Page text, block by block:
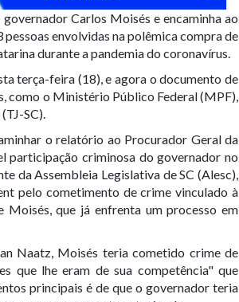
Carlos Moisés e encaminha ao
envolvidas na polêmica compra de
durante a pandemia do coronavírus.
terça-feira (18), e agora o documento de
como o Ministério Público Federal (MPF),
SC).
o relatório ao Procurador Geral da
participação criminosa do governador no
da Assembleia Legislativa de SC (Alesc),
pelo cometimento de crime vinculado à
que já enfrenta um processo em
Naatz, Moisés teria cometido crime de
que lhe eram de sua competência" que
principais é de que o governador teria